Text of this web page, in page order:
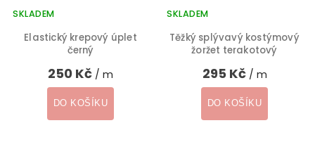
Elastický krepový úplet
černý
SKLADEM
250 Kč / m
DO KOŠÍKU
Těžký splývavý kostýmový
žoržet terakotový
SKLADEM
295 Kč / m
DO KOŠÍKU